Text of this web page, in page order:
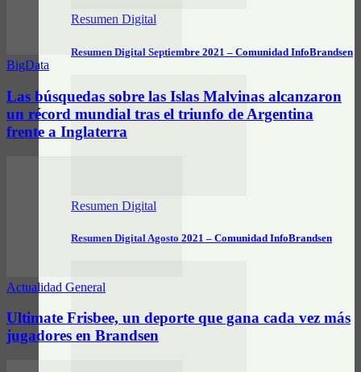
Resumen Digital
Resumen Digital Septiembre 2021 – Comunidad InfoBrandsen
Resumen Digital
Resumen Digital Agosto 2021 – Comunidad InfoBrandsen
BigData
Las búsquedas sobre las Islas Malvinas alcanzaron
un récord mundial tras el triunfo de Argentina
frente a Inglaterra
Actualidad General
Ultimate Frisbee, un deporte que gana cada vez más
jugadores en Brandsen